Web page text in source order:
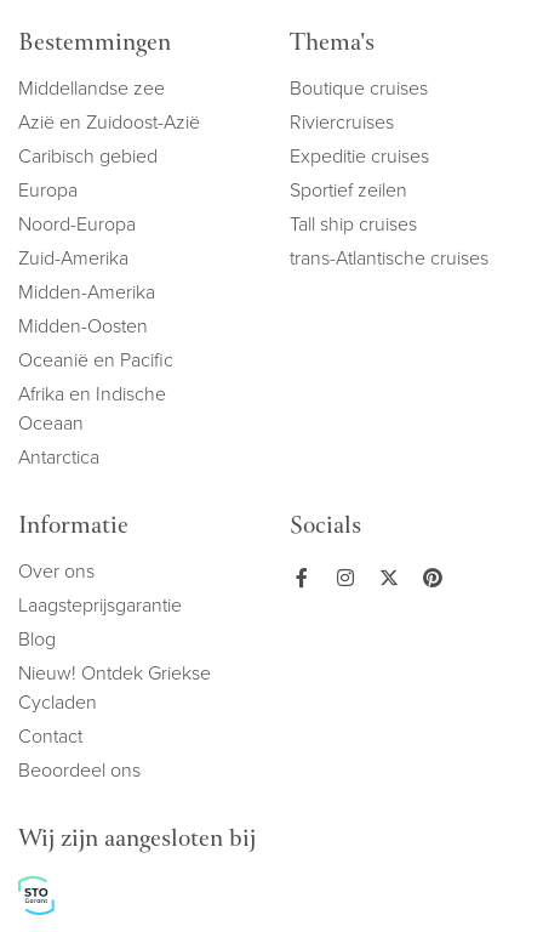
Bestemmingen
Middellandse zee
Azië en Zuidoost-Azië
Caribisch gebied
Europa
Noord-Europa
Zuid-Amerika
Midden-Amerika
Midden-Oosten
Oceanië en Pacific
Afrika en Indische
Oceaan
Antarctica
Thema's
Boutique cruises
Riviercruises
Expeditie cruises
Sportief zeilen
Tall ship cruises
trans-Atlantische cruises
Informatie
Over ons
Laagsteprijsgarantie
Blog
Nieuw! Ontdek Griekse
Cycladen
Contact
Beoordeel ons
Socials
Wij zijn aangesloten bij